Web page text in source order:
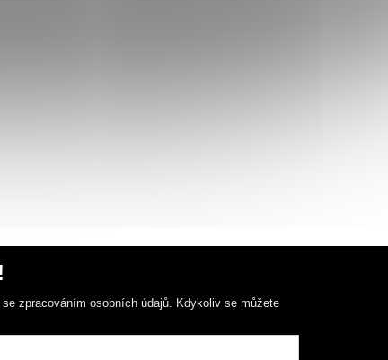
zpracováním osobních údajů. Kdykoliv se můžete